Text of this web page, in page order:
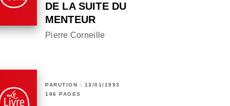
DE LA SUITE DU
MENTEUR
Pierre Corneille
PARUTION : 13/01/1993
186 PAGES